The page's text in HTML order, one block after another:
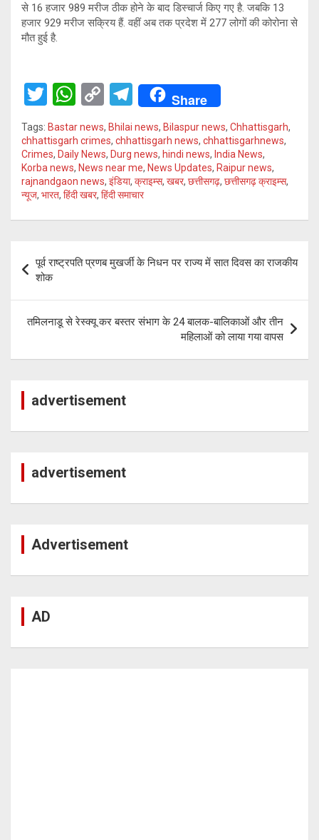
से 16 हजार 989 मरीज ठीक होने के बाद डिस्चार्ज किए गए है. जबकि 13
हजार 929 मरीज सक्रिय हैं. वहीं अब तक प्रदेश में 277 लोगों की कोरोना से
मौत हुई है.
T
wi
tt
er
W
at
s
A
C
o
py
Li
n
k
T
e
gr
a
Share
Tags: Bastar news, Bhilai news, Bilaspur news, Chhattisgarh,
chhattisgarh crimes, chhattisgarh news, chhattisgarhnews,
Crimes, Daily News, Durg news, hindi news, India News,
Korba news, News near me, News Updates, Raipur news,
rajnandgaon news, इंडिया, क्राइम्स, खबर, छत्तीसगढ़, छत्तीसगढ़ क्राइम्स,
न्यूज, भारत, हिंदी खबर, हिंदी समाचार
Post
navigation
पूर्व राष्ट्रपति प्रणब मुखर्जी के निधन पर राज्य में सात दिवस का राजकीय
शोक
तमिलनाडू से रेस्क्यू कर बस्तर संभाग के 24 बालक-बालिकाओं और तीन
महिलाओं को लाया गया वापस
advertisement
advertisement
Advertisement
AD